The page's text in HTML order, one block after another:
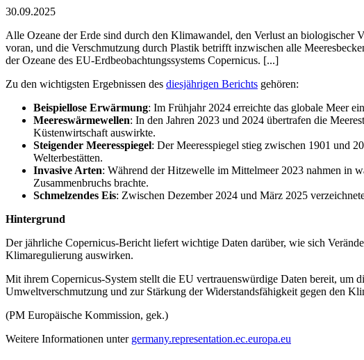
30.09.2025
Alle Ozeane der Erde sind durch den Klimawandel, den Verlust an biologischer
voran, und die Verschmutzung durch Plastik betrifft inzwischen alle
der Ozeane des EU-Erdbeobachtungssystems Copernicus. [...]
Zu den wichtigsten Ergebnissen des diesjährigen Berichts gehören:
Beispiellose Erwärmung: Im Frühjahr 2024 erreichte das globale Meer
Meereswärmewellen: In den Jahren 2023 und 2024 übertrafen die
Küstenwirtschaft auswirkte.
Steigender Meeresspiegel: Der Meeresspiegel stieg zwischen 1901 und
Welterbestätten.
Invasive Arten: Während der Hitzewelle im Mittelmeer 2023 nahmen in
Zusammenbruchs brachte.
Schmelzendes Eis: Zwischen Dezember 2024 und März 2025
Hintergrund
Der jährliche Copernicus-Bericht liefert wichtige Daten darüber, wie sich
Klimaregulierung auswirken.
Mit ihrem Copernicus-System stellt die EU vertrauenswürdige Daten bereit, um
Umweltverschmutzung und zur Stärkung der Widerstandsfähigkeit gegen den
(PM Europäische Kommission, gek.)
Weitere Informationen unter germany.representation.ec.europa.eu